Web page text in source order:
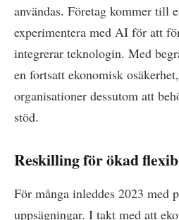
användas. Företag kommer till
experimentera med AI för att
integrerar teknologin. Med
en fortsatt ekonomisk
organisationer dessutom att
stöd.
Reskilling för ökad
För många inleddes 2023 med
uppsägningar. I takt med att